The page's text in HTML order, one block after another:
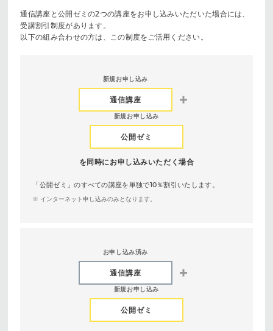
通信講座と公開ゼミの2つの講座をお申し込みいただいた場合には、
受講割引制度があります。
以下の組み合わせの方は、この制度をご活用ください。
新規お申し込み
通信講座
新規お申し込み
公開ゼミ
を同時にお申し込みいただく場合
「公開ゼミ」のすべての講座を単独で10％割引いたします。
※ インターネット申し込みのみとなります。
お申し込み済み
通信講座
新規お申し込み
公開ゼミ